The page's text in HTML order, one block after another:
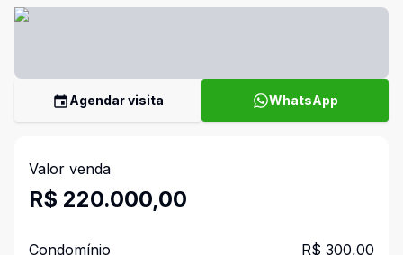
Agendar visita WhatsApp
Valor venda
R$ 220.000,00
Condomínio R$ 300,00